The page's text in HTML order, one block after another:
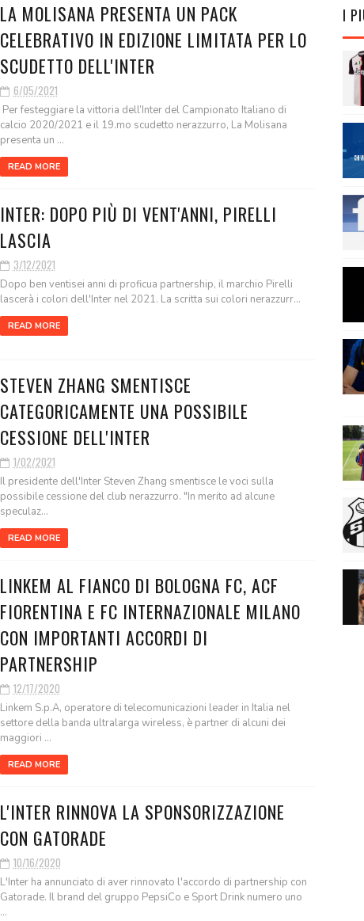
LA MOLISANA PRESENTA UN PACK
CELEBRATIVO IN EDIZIONE LIMITATA PER LO
SCUDETTO DELL'INTER
6/05/2021
Per festeggiare la vittoria dell’Inter del Campionato Italiano di
calcio 2020/2021 e il 19.mo scudetto nerazzurro, La Molisana
presenta un ...
READ MORE
INTER: DOPO PIÙ DI VENT'ANNI, PIRELLI
LASCIA
3/12/2021
Dopo ben ventisei anni di proficua partnership, il marchio Pirelli
lascerà i colori dell'Inter nel 2021. La scritta sui colori nerazzurr...
READ MORE
STEVEN ZHANG SMENTISCE
CATEGORICAMENTE UNA POSSIBILE
CESSIONE DELL'INTER
1/02/2021
Il presidente dell'Inter Steven Zhang smentisce le voci sulla
possibile cessione del club nerazzurro. "In merito ad alcune
speculaz...
READ MORE
LINKEM AL FIANCO DI BOLOGNA FC, ACF
FIORENTINA E FC INTERNAZIONALE MILANO
CON IMPORTANTI ACCORDI DI
PARTNERSHIP
12/17/2020
Linkem S.p.A, operatore di telecomunicazioni leader in Italia nel
settore della banda ultralarga wireless, è partner di alcuni dei
maggiori ...
READ MORE
L'INTER RINNOVA LA SPONSORIZZAZIONE
CON GATORADE
10/16/2020
L'Inter ha annunciato di aver rinnovato l'accordo di partnership con
Gatorade. Il brand del gruppo PepsiCo e Sport Drink numero uno
...
I